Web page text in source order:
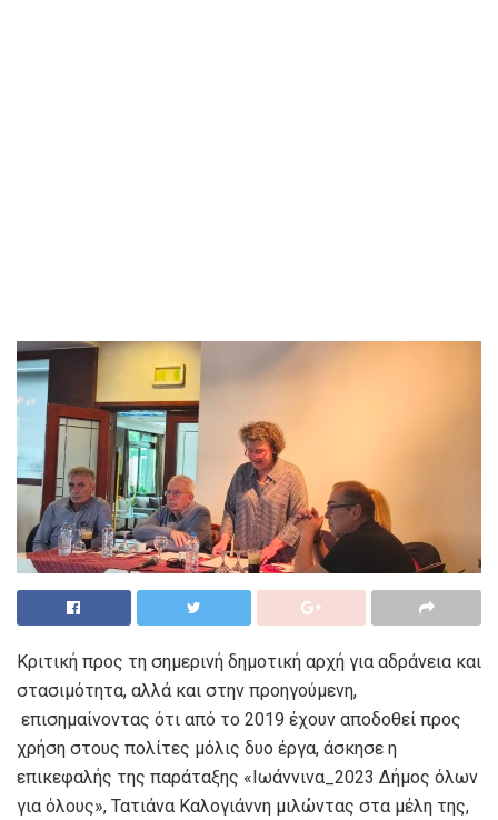
Κριτική προς τη σημερινή δημοτική αρχή για αδράνεια και
στασιμότητα, αλλά και στην προηγούμενη,
επισημαίνοντας ότι από το 2019 έχουν αποδοθεί προς
χρήση στους πολίτες μόλις δυο έργα, άσκησε η
επικεφαλής της παράταξης «Ιωάννινα_2023 Δήμος όλων
για όλους», Τατιάνα Καλογιάννη μιλώντας στα μέλη της,